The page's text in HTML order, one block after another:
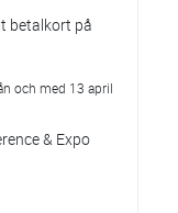
betalkort på
och med 13 april
& Expo